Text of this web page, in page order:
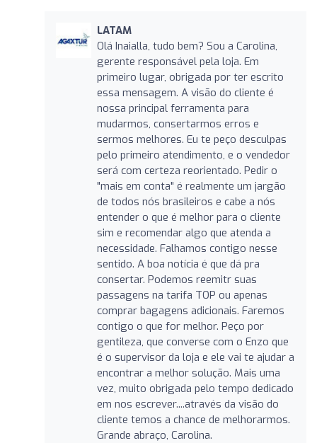
LATAM
Olá Inaialla, tudo bem? Sou a Carolina,
gerente responsável pela loja. Em
primeiro lugar, obrigada por ter escrito
essa mensagem. A visão do cliente é
nossa principal ferramenta para
mudarmos, consertarmos erros e
sermos melhores. Eu te peço desculpas
pelo primeiro atendimento, e o vendedor
será com certeza reorientado. Pedir o
"mais em conta" é realmente um jargão
de todos nós brasileiros e cabe a nós
entender o que é melhor para o cliente
sim e recomendar algo que atenda a
necessidade. Falhamos contigo nesse
sentido. A boa notícia é que dá pra
consertar. Podemos reemitr suas
passagens na tarifa TOP ou apenas
comprar bagagens adicionais. Faremos
contigo o que for melhor. Peço por
gentileza, que converse com o Enzo que
é o supervisor da loja e ele vai te ajudar a
encontrar a melhor solução. Mais uma
vez, muito obrigada pelo tempo dedicado
em nos escrever....através da visão do
cliente temos a chance de melhorarmos.
Grande abraço, Carolina.